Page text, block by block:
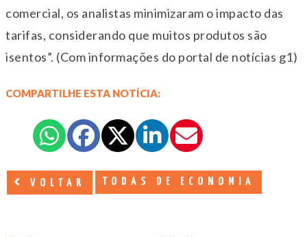
comercial, os analistas minimizaram o impacto das
tarifas, considerando que muitos produtos são
isentos”. (Com informações do portal de notícias g1)
COMPARTILHE ESTA NOTÍCIA:
VOLTAR TODAS DE ECONOMIA